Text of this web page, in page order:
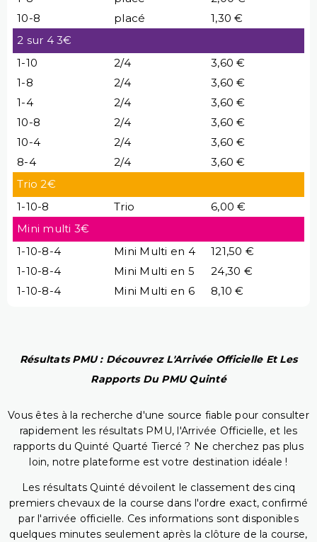
10-8
placé
1,30 €
2 sur 4 3€
1-10
2/4
3,60 €
1-8
2/4
3,60 €
1-4
2/4
3,60 €
10-8
2/4
3,60 €
10-4
2/4
3,60 €
8-4
2/4
3,60 €
Trio 2€
1-10-8
Trio
6,00 €
Mini multi 3€
1-10-8-4
Mini Multi en 4
121,50 €
1-10-8-4
Mini Multi en 5
24,30 €
1-10-8-4
Mini Multi en 6 8,10 €
Résultats PMU : Découvrez L'Arrivée Officielle Et Les
Rapports Du PMU Quinté
Vous êtes à la recherche d'une source fiable pour consulter
rapidement les résultats PMU, l'Arrivée Officielle, et les
rapports du Quinté Quarté Tiercé ? Ne cherchez pas plus
loin, notre plateforme est votre destination idéale !
Les résultats Quinté dévoilent le classement des cinq
premiers chevaux de la course dans l'ordre exact, confirmé
par l'arrivée officielle. Ces informations sont disponibles
quelques minutes seulement après la clôture de la course,